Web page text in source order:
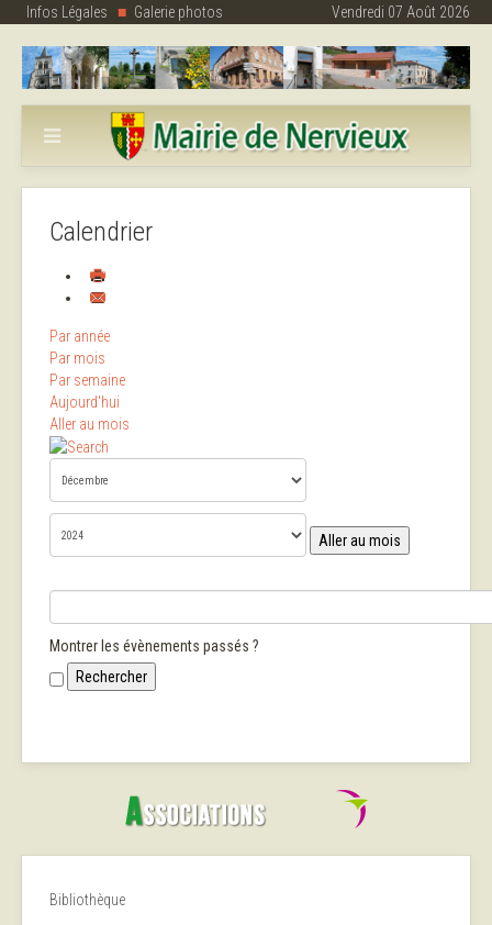
Infos Légales Galerie photos Vendredi 07 Août 2026
Calendrier
Par année
Par mois
Par semaine
Aujourd'hui
Aller au mois
Aller au mois
Montrer les évènements passés ?
Bibliothèque